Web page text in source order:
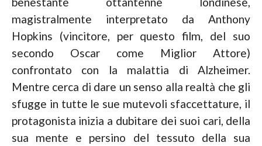
magistralmente interpretato da Anthony
Hopkins (vincitore, per questo film, del suo
secondo Oscar come Miglior Attore)
confrontato con la malattia di Alzheimer.
Mentre cerca di dare un senso alla realtà che gli
sfugge in tutte le sue mutevoli sfaccettature, il
protagonista inizia a dubitare dei suoi cari, della
sua mente e persino del tessuto della sua